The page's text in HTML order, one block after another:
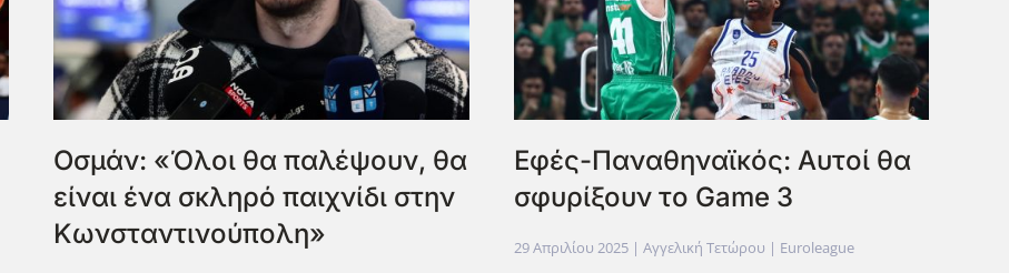
Οσμάν: «Όλοι θα παλέψουν, θα
είναι ένα σκληρό παιχνίδι στην
Κωνσταντινούπολη»
Εφές-Παναθηναϊκός: Αυτοί θα
σφυρίξουν το Game 3
29 Απριλίου 2025| Αγγελική Τετώρου | Euroleague